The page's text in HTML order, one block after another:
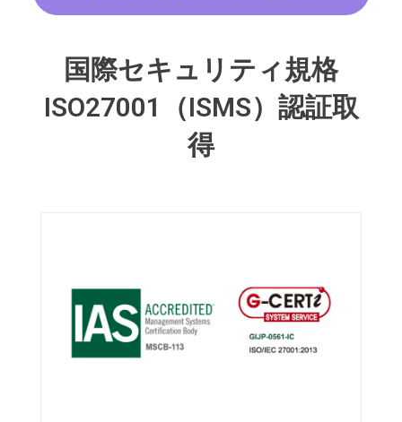
国際セキュリティ規格
ISO27001（ISMS）認証取
得